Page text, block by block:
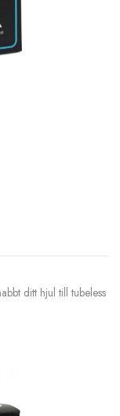
ditt hjul till tubeless